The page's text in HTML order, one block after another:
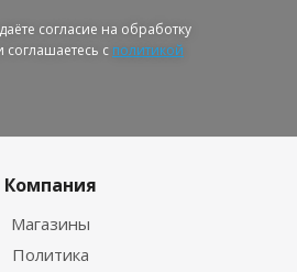
согласие на обработку
с политикой
Компания
Магазины
Политика